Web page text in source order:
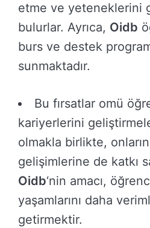
etme ve yeteneklerini
bulurlar. Ayrıca, Oidb
burs ve destek
sunmaktadır.
Bu fırsatlar omü
kariyerlerini
olmakla birlikte,
gelişimlerine de katkı
Oidb‘nin amacı,
yaşamlarını daha
getirmektir.